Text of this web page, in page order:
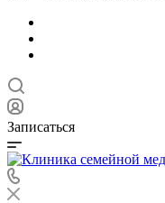
Записаться